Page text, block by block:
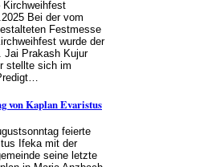
Kirchweihfest
Bei der vom
Festmesse
wurde der
Jai Prakash Kujur
stellte sich im
von Kaplan Evaristus
feierte
Ifeka mit der
seine letzte